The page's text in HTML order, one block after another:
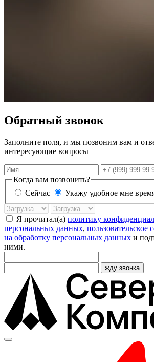
Обратный звонок
Заполните поля, и мы позвоним вам и
интересующие вопросы
Имя
Телефон
Когда вам позвонить?
Сейчас
Укажу удобное мне
Дата
звонка
Время
Я прочитал(а) политику
персональных данных, пользовательское
на обработку персональных данных и
ними.
жду звонка